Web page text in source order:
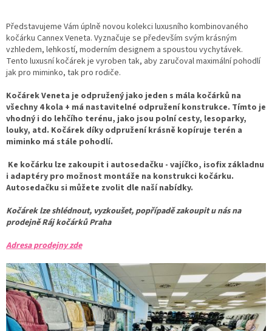
Představujeme Vám úplně novou kolekci luxusního kombinovaného
kočárku Cannex Veneta. Vyznačuje se především svým krásným
vzhledem, lehkostí, moderním designem a spoustou vychytávek.
Tento luxusní kočárek je vyroben tak, aby zaručoval maximální pohodlí
jak pro miminko, tak pro rodiče.
Kočárek Veneta je odpružený jako jeden s mála kočárků na
všechny 4 kola + má nastavitelné odpružení konstrukce. Tímto je
vhodný i do lehčího terénu, jako jsou polní cesty, lesoparky,
louky, atd. Kočárek díky odpružení krásně kopíruje terén a
miminko má stále pohodlí.
Ke kočárku lze zakoupit i autosedačku - vajíčko, isofix základnu
i adaptéry pro možnost montáže na konstrukci kočárku.
Autosedačku si můžete zvolit dle naší nabídky.
Kočárek lze shlédnout, vyzkoušet, popřípadě zakoupit u nás na
prodejně Ráj kočárků Praha
Adresa prodejny zde